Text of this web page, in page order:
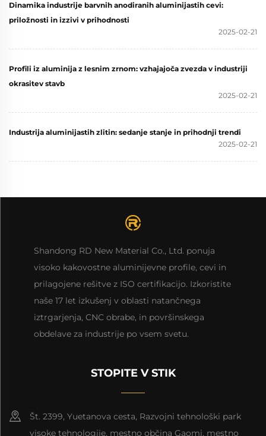
Dinamika industrije barvnih anodiranih aluminijastih cevi:
priložnosti in izzivi v prihodnosti
2025-02-21
Profili iz aluminija z lesnim zrnom: vzhajajoča zvezda v industriji
okrasitev stavb
2025-02-21
Industrija aluminijastih zlitin: sedanje stanje in prihodnji trendi
2025-02-21
Shandong RD New Material Co., Ltd. ponuja
visoko kakovostne aluminijevne profile, cevi in
prilagojene rešitve z ISO certifikacijo. Izkoristite
naše 17 let izkušenj v oblasti natančnega
iztrgarjenja, CNC obrabe, in površinskega
obdelave za industrije po vsem svetu.
STOPITE V STIK
Št. 2399, Yuetanova cesta, Razvojni tehnološki park
visoke tehnologije, mestno občina Gaomi, mestno